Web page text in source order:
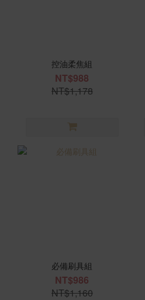
控油柔焦組
NT$988
NT$1,178
必備刷具組
NT$986
NT$1,160